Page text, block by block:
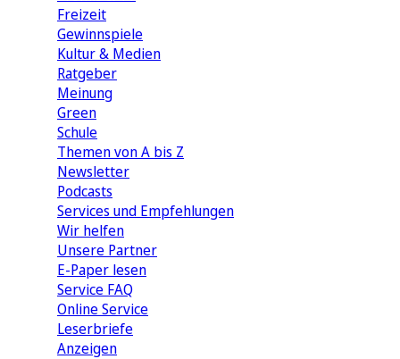
Freizeit
Gewinnspiele
Kultur & Medien
Ratgeber
Meinung
Green
Schule
Themen von A bis Z
Newsletter
Podcasts
Services und Empfehlungen
Wir helfen
Unsere Partner
E-Paper lesen
Service FAQ
Online Service
Leserbriefe
Anzeigen